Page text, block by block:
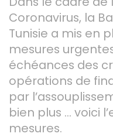
Coronavirus, la
Tunisie a mis en
mesures
échéances des
opérations de
par
bien plus … voici
mesures.